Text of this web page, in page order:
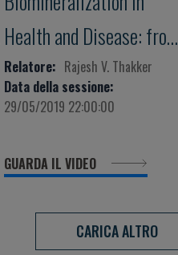
Health and Disease: from
the Ocean to the Stars to
the Land
Relatore: Rajesh V. Thakker
Data della sessione:
29/05/2019 22:00:00
GUARDA IL VIDEO
CARICA ALTRO